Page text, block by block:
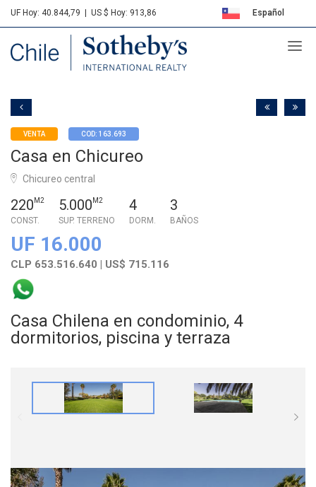
UF Hoy: 40.844,79 US $ Hoy: 913,86 Español
Sotheby's
VENTA COD: 163.693
Casa en Chicureo
Chicureo central
220 M2
CONST.
5.000 M2
SUP. TERRENO
4
DORM.
3
BAÑOS
UF 16.000
CLP 653.516.640 | US$ 715.116
Casa Chilena en condominio, 4
dormitorios, piscina y terraza